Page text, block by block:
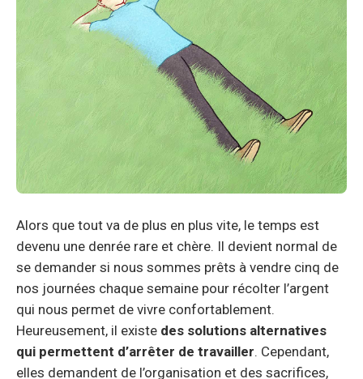
Alors que tout va de plus en plus vite, le temps est
devenu une denrée rare et chère. Il devient normal de
se demander si nous sommes prêts à vendre cinq de
nos journées chaque semaine pour récolter l’argent
qui nous permet de vivre confortablement.
Heureusement, il existe des solutions alternatives
qui permettent d’arrêter de travailler. Cependant,
elles demandent de l’organisation et des sacrifices,